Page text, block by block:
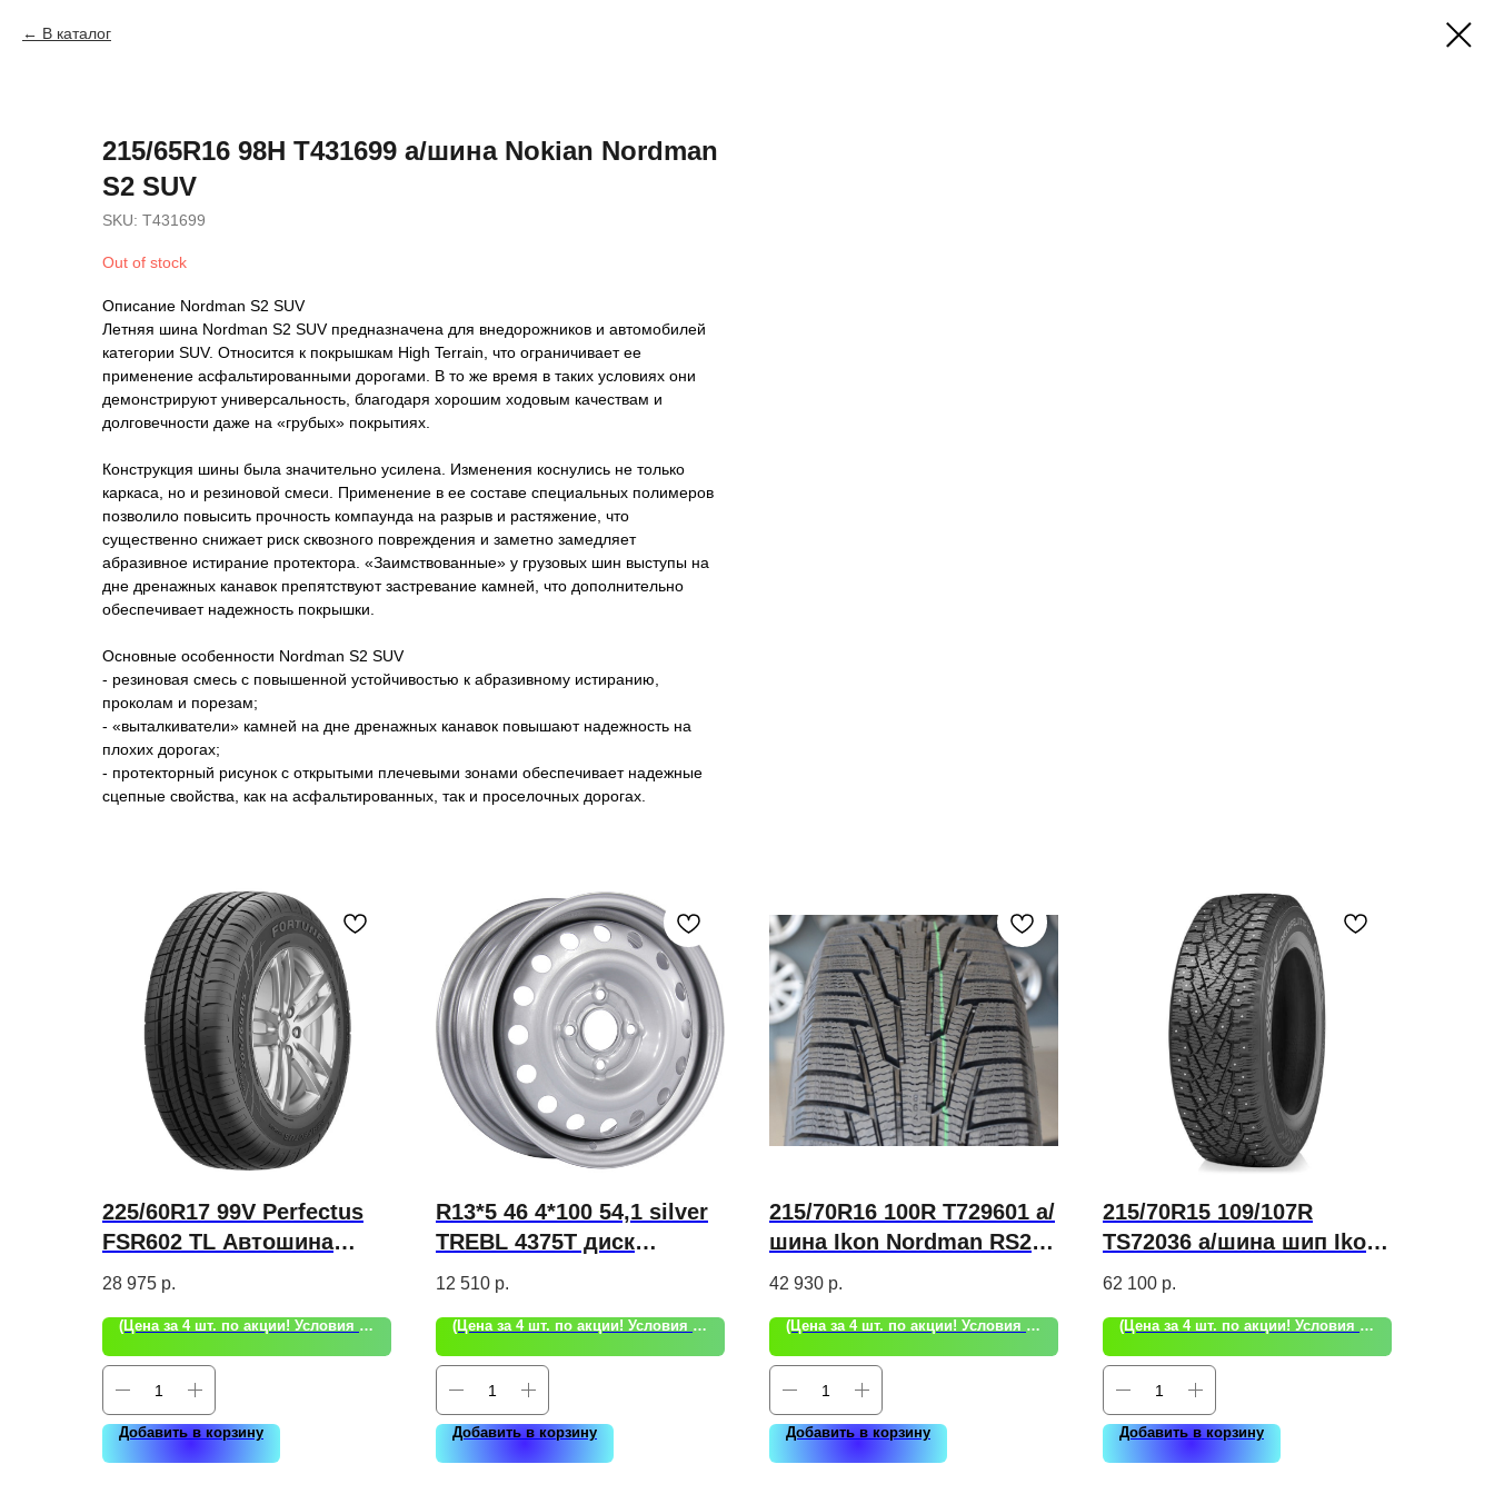
В каталог
215/65R16 98H T431699 а/шина Nokian Nordman
S2 SUV
SKU: T431699
Out of stock
Описание Nordman S2 SUV
Летняя шина Nordman S2 SUV предназначена для внедорожников и автомобилей
категории SUV. Относится к покрышкам High Terrain, что ограничивает ее
применение асфальтированными дорогами. В то же время в таких условиях они
демонстрируют универсальность, благодаря хорошим ходовым качествам и
долговечности даже на «грубых» покрытиях.
Конструкция шины была значительно усилена. Изменения коснулись не только
каркаса, но и резиновой смеси. Применение в ее составе специальных полимеров
позволило повысить прочность компаунда на разрыв и растяжение, что
существенно снижает риск сквозного повреждения и заметно замедляет
абразивное истирание протектора. «Заимствованные» у грузовых шин выступы на
дне дренажных канавок препятствуют застревание камней, что дополнительно
обеспечивает надежность покрышки.
Основные особенности Nordman S2 SUV
- резиновая смесь с повышенной устойчивостью к абразивному истиранию,
проколам и порезам;
- «выталкиватели» камней на дне дренажных канавок повышают надежность на
плохих дорогах;
- протекторный рисунок с открытыми плечевыми зонами обеспечивает надежные
сцепные свойства, как на асфальтированных, так и проселочных дорогах.
225/60R17 99V Perfectus
FSR602 TL Автошина
Fortune
28 975 р.
(Цена за 4 шт. по акции! Условия акции уточняйте!)
Добавить в корзину
R13*5 46 4*100 54,1 silver
TREBL 4375T диск
ШТАМПОВКА
12 510 р.
(Цена за 4 шт. по акции! Условия акции уточняйте!)
Добавить в корзину
215/70R16 100R T729601 а/
шина Ikon Nordman RS2
SUV
42 930 р.
(Цена за 4 шт. по акции! Условия акции уточняйте!)
Добавить в корзину
215/70R15 109/107R
TS72036 а/шина шип Ikon
Autograph Ice C3
62 100 р.
(Цена за 4 шт. по акции! Условия акции уточняйте!)
Добавить в корзину